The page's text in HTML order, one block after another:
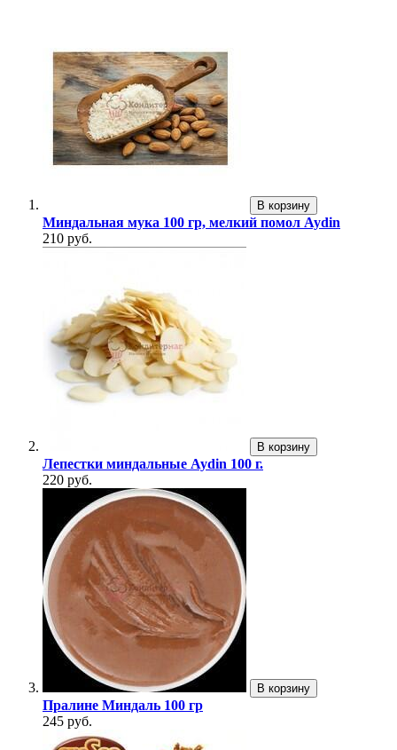
В корзину
Миндальная мука 100 гр, мелкий помол Aydin
210 руб.
В корзину
Лепестки миндальные Aydin 100 г.
220 руб.
В корзину
Пралине Миндаль 100 гр
245 руб.